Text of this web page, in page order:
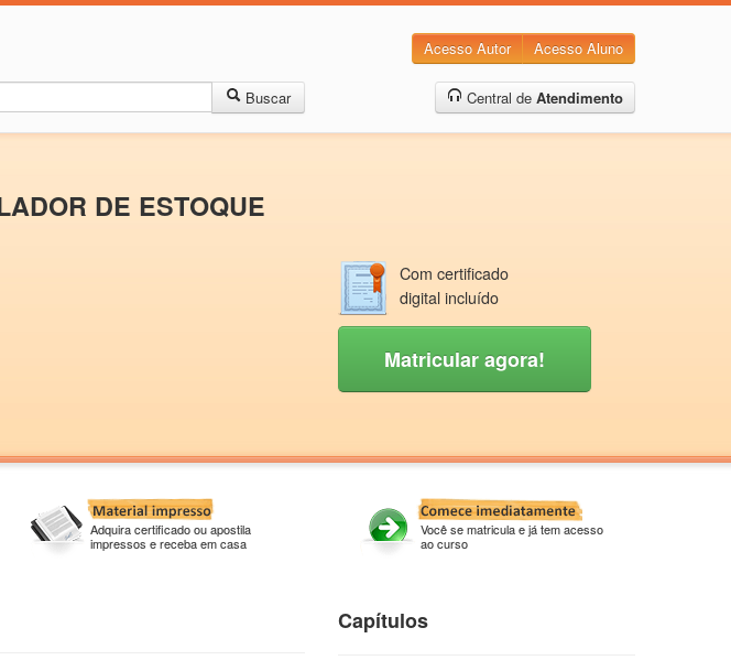
Acesso Autor Acesso Aluno
Buscar Central de Atendimento
DE ESTOQUE
Com certificado
digital incluído
Matricular agora!
Adquira certificado ou apostila
impressos e receba em casa
Você se matricula e já tem acesso
ao curso
Capítulos